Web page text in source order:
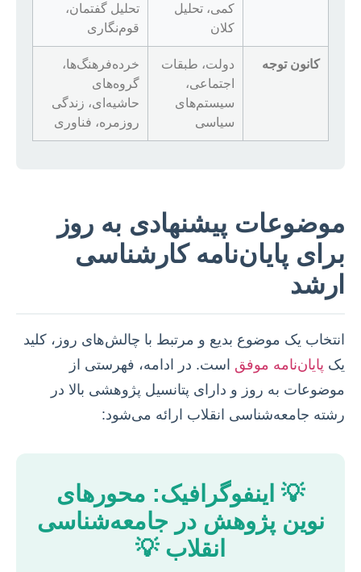
کمی، تحلیل
کلان
تحلیل گفتمان،
قوم‌نگاری
کانون توجه
دولت، طبقات
اجتماعی،
سیستم‌های
سیاسی
خرده‌فرهنگ‌ها،
گروه‌های
حاشیه‌ای، زندگی
روزمره، فناوری
موضوعات پیشنهادی به روز
برای پایان‌نامه کارشناسی
ارشد
انتخاب یک موضوع بدیع و مرتبط با چالش‌های روز، کلید
یک پایان‌نامه موفق است. در ادامه، فهرستی از
موضوعات به روز و دارای پتانسیل پژوهشی بالا در
رشته جامعه‌شناسی انقلاب ارائه می‌شود:
💡 اینفوگرافیک: محورهای
نوین پژوهش در جامعه‌شناسی
انقلاب 💡